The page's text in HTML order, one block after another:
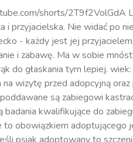
shorts/2T9f2VolGdA
i przyjacielska. Nie widać po
- każdy jest jej
i zabawę. Ma w sobie
do głaskania tym lepiej.
wizytę przed adopcyjną
są zabiegowi
badania kwalifikujące do
to obowiązkiem